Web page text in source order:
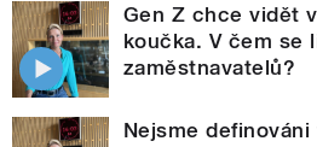
Gen Z chce vidět
koučka. V čem se
zaměstnavatelů?
Nejsme